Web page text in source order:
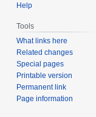
Help
Tools
What links here
Related changes
Special pages
Printable version
Permanent link
Page information